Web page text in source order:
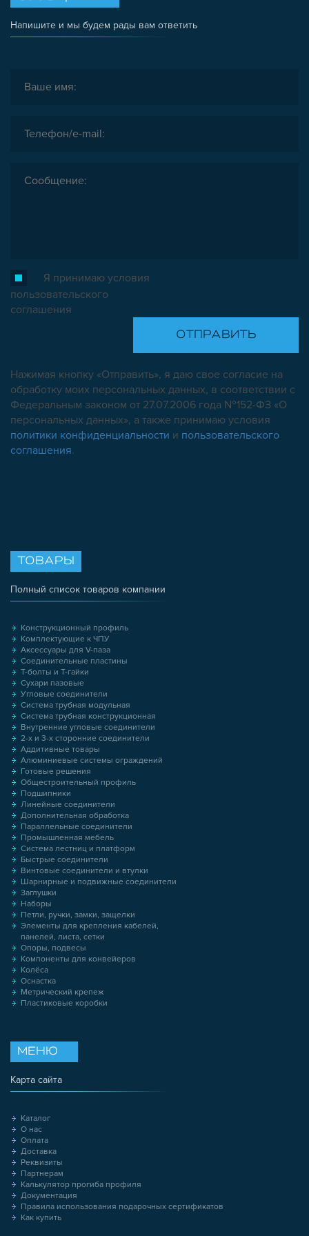
Напишите и мы будем рады вам ответить
Я принимаю условия
пользовательского
соглашения
Нажимая кнопку «Отправить», я даю свое согласие на
обработку моих персональных данных, в соответствии с
Федеральным законом от 27.07.2006 года №152-ФЗ «О
персональных данных», а также принимаю условия
политики конфиденциальности и пользовательского
соглашения.
ТОВАРЫ
Полный список товаров компании
Конструкционный профиль
Комплектующие к ЧПУ
Аксессуары для V-паза
Соединительные пластины
Т-болты и Т-гайки
Сухари пазовые
Угловые соединители
Система трубная модульная
Система трубная конструкционная
Внутренние угловые соединители
2-х и 3-х сторонние соединители
Аддитивные товары
Алюминиевые системы ограждений
Готовые решения
Общестроительный профиль
Подшипники
Линейные соединители
Дополнительная обработка
Параллельные соединители
Промышленная мебель
Система лестниц и платформ
Быстрые соединители
Винтовые соединители и втулки
Шарнирные и подвижные соединители
Заглушки
Наборы
Петли, ручки, замки, защелки
Элементы для крепления кабелей,
панелей, листа, сетки
Опоры, подвесы
Компоненты для конвейеров
Колёса
Оснастка
Метрический крепеж
Пластиковые коробки
МЕНЮ
Карта сайта
Каталог
О нас
Оплата
Доставка
Реквизиты
Партнерам
Калькулятор прогиба профиля
Документация
Правила использования подарочных сертификатов
Как купить